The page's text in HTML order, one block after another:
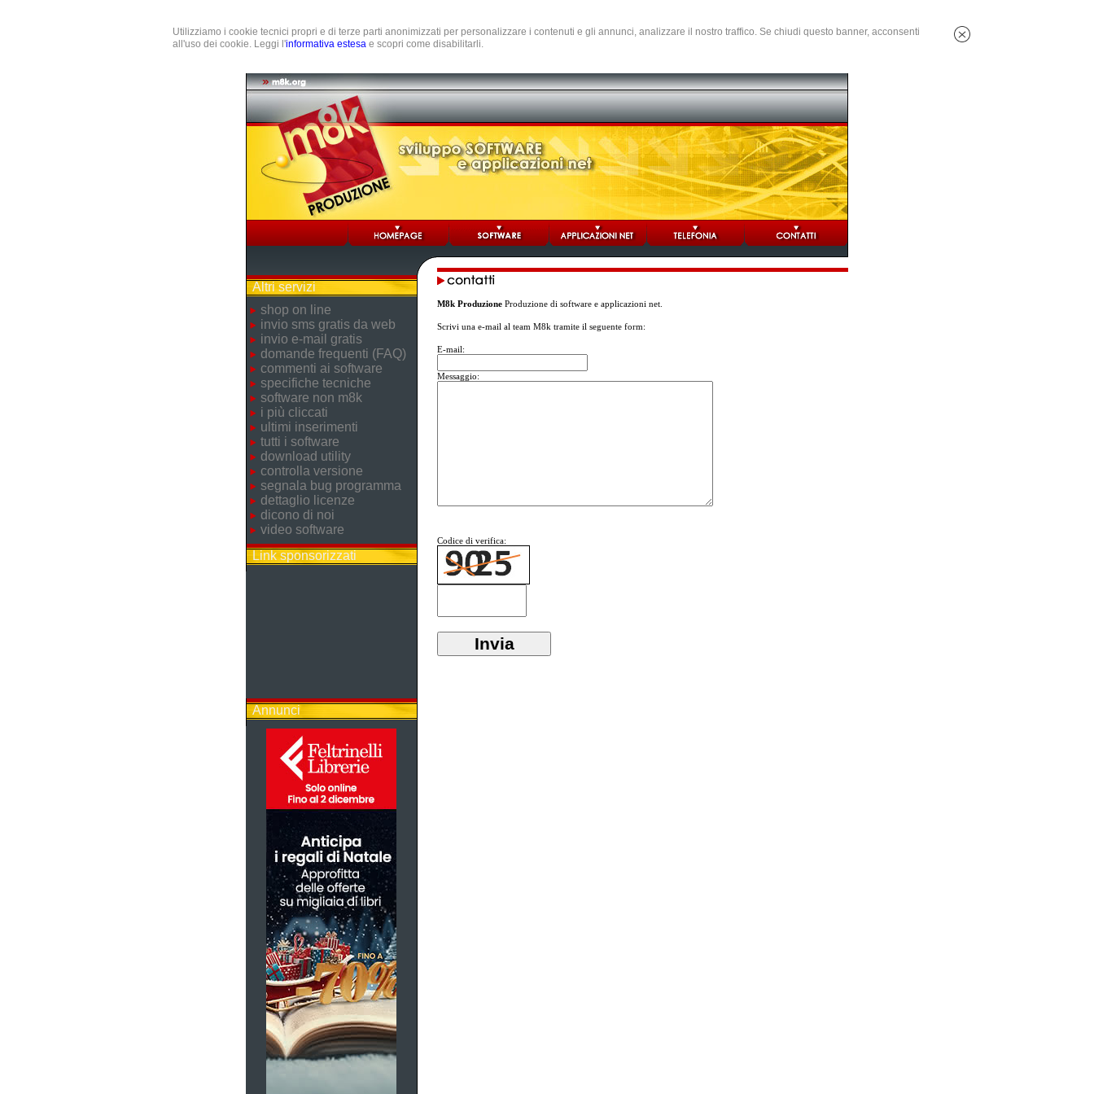
Utilizziamo i cookie tecnici propri e di terze parti anonimizzati per personalizzare i contenuti e gli annunci, analizzare il nostro traffico. Se chiudi questo banner, acconsenti
all'uso dei cookie. Leggi l'informativa estesa e scopri come disabilitarli.
Altri servizi
shop on line
invio sms gratis da web
invio e-mail gratis
domande frequenti (FAQ)
commenti ai software
specifiche tecniche
software non m8k
i più cliccati
ultimi inserimenti
tutti i software
download utility
controlla versione
segnala bug programma
dettaglio licenze
dicono di noi
video software
Link sponsorizzati
Annunci
M8k Produzione Produzione di software e applicazioni net.
Scrivi una e-mail al team M8k tramite il seguente form:
E-mail:
Messaggio:
Codice di verifica: